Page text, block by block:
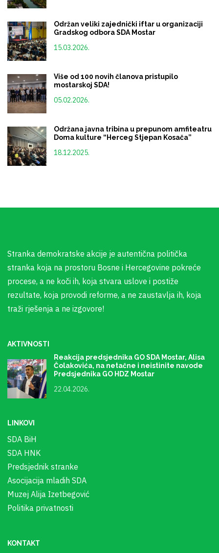
Održan veliki zajednički iftar u organizaciji
Gradskog odbora SDA Mostar
15.03.2026.
Više od 100 novih članova pristupilo
mostarskoj SDA!
05.02.2026.
Održana javna tribina u prepunom amfiteatru
Doma kulture “Herceg Stjepan Kosača”
18.12.2025.
Stranka demokratske akcije je autentična politička
stranka koja na prostoru Bosne i Hercegovine pokreće
procese, a ne koči ih, koja stvara uslove i postiže
rezultate, koja provodi reforme, a ne zaustavlja ih, koja
traži rješenja a ne izgovore!
AKTIVNOSTI
Reakcija predsjednika GO SDA Mostar, Alisa
Čolakovića, na netačne i neistinite navode
Predsjednika GO HDZ Mostar
22.04.2026.
LINKOVI
SDA BiH
SDA HNK
Predsjednik stranke
Asocijacija mladih SDA
Muzej Alija Izetbegović
Politika privatnosti
KONTAKT